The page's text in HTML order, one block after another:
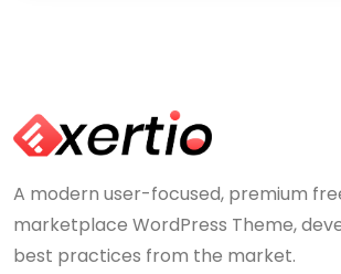
A modern user-focused, premium
marketplace WordPress Theme,
best practices from the market.